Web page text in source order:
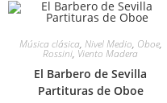
Música clásica, Nivel Medio, Oboe,
Rossini, Viento Madera
El Barbero de Sevilla
Partituras de Oboe